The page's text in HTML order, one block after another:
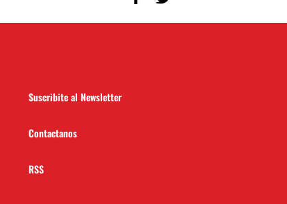
Suscribite al Newsletter
Contactanos
RSS